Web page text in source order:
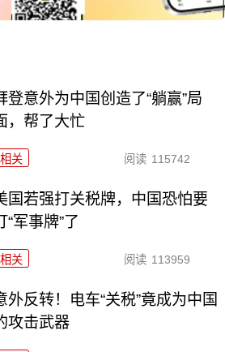
登意外为中国创造了“躺赢”局
，帮了大忙
相关 阅读 115742
国若强打关税牌，中国恐怕要
“军事牌”了
相关 阅读 113959
外反转！电车“关税”竟成为中国
攻击武器